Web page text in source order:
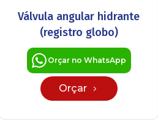
Válvula angular hidrante
(registro globo)
Orçar no WhatsApp
Orçar